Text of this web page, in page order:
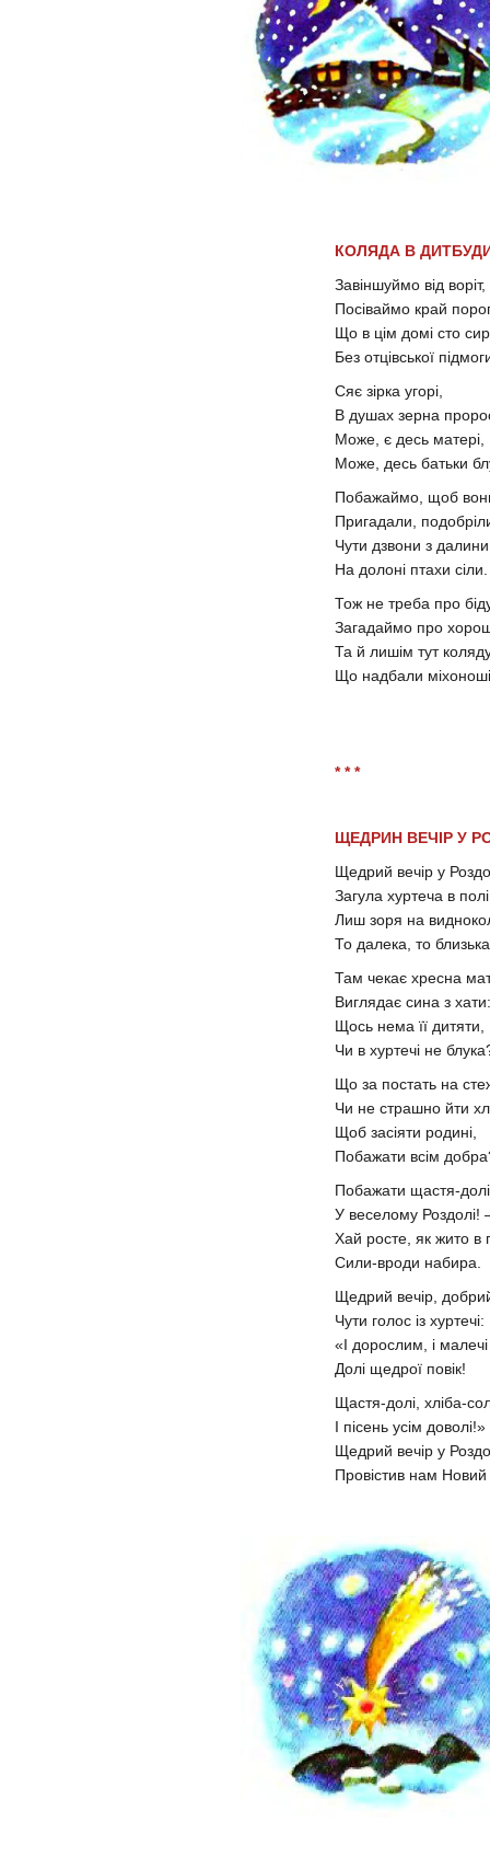
КОЛЯДА В
Завіншуймо від воріт,
Посіваймо край
Що в цім домі сто
Без отцівської
Сяє зірка угорі,
В душах зерна
Може, є десь матері,
Може, десь батьки
Побажаймо, щоб
Пригадали,
Чути дзвони з
На долоні птахи сіли.
Тож не треба про
Загадаймо про
Та й лишім тут
Що надбали
* * *
ЩЕДРИН ВЕЧІР У
Щедрий вечір у
Загула хуртеча в
Лиш зоря на
То далека, то
Там чекає хресна
Виглядає сина з хати:
Щось нема її дитяти,
Чи в хуртечі не
Що за постать на
Чи не страшно йти
Щоб засіяти родині,
Побажати всім
Побажати щастя-
У веселому Роздолі!
Хай росте, як жито в
Сили-вроди набира.
Щедрий вечір,
Чути голос із хуртечі:
«І дорослим, і
Долі щедрої повік!
Щастя-долі, хліба-
І пісень усім доволі!»
Щедрий вечір у
Провістив нам Новий